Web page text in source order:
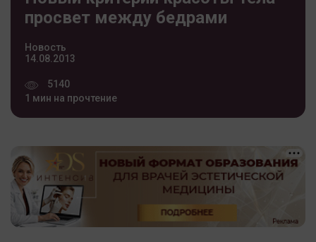
просвет между бедрами
Новость
14.08.2013
5140
1 мин на прочтение